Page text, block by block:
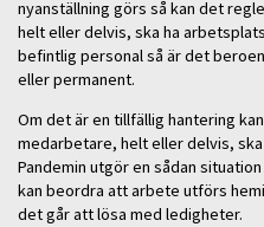
nyanställning görs så kan det
helt eller delvis, ska ha
befintlig personal så är det
eller permanent.
Om det är en tillfällig hantering
medarbetare, helt eller delvis,
Pandemin utgör en sådan
kan beordra att arbete utförs
det går att lösa med ledigheter.